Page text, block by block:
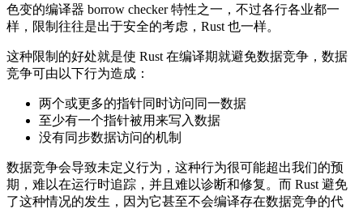
色变的编译器 borrow checker 特性之一，不过各行各业都一
样，限制往往是出于安全的考虑，Rust 也一样。
这种限制的好处就是使 Rust 在编译期就避免数据竞争，数据
竞争可由以下行为造成：
两个或更多的指针同时访问同一数据
至少有一个指针被用来写入数据
没有同步数据访问的机制
数据竞争会导致未定义行为，这种行为很可能超出我们的预
期，难以在运行时追踪，并且难以诊断和修复。而 Rust 避免
了这种情况的发生，因为它甚至不会编译存在数据竞争的代